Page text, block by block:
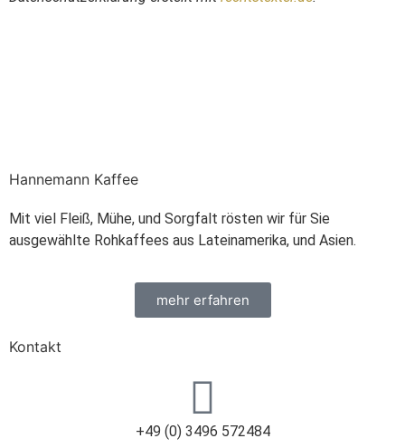
Hannemann Kaffee
Mit viel Fleiß, Mühe, und Sorgfalt rösten wir für Sie
ausgewählte Rohkaffees aus Lateinamerika, und Asien.
mehr erfahren
Kontakt
+49 (0) 3496 572484